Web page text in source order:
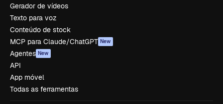
Gerador de vídeos
Texto para voz
Conteúdo de stock
MCP para Claude/ChatGPT New
Agentes New
API
App móvel
Todas as ferramentas